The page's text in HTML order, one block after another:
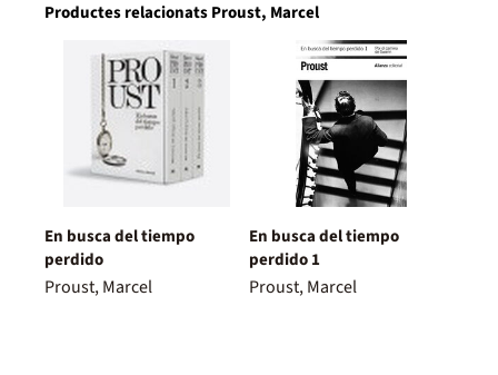
Productes relacionats Proust, Marcel
En busca del tiempo
perdido
Proust, Marcel
En busca del tiempo
perdido 1
Proust, Marcel